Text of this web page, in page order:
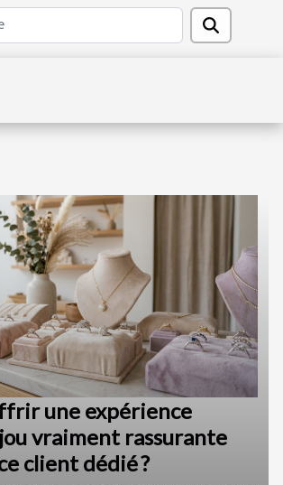
une expérience
vraiment rassurante
client dédié ?